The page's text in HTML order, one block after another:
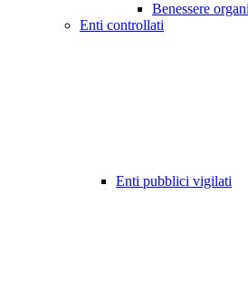
Benessere
Enti controllati
Enti pubblici vigilati